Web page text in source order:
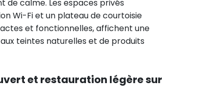
de calme. Les espaces privés
Wi-Fi et un plateau de courtoisie
et fonctionnelles, affichent une
teintes naturelles et de produits
et restauration légère sur